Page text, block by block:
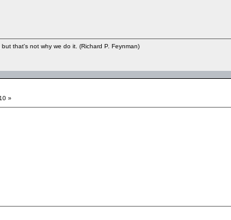
that's not why we do it. (Richard P. Feynman)
»